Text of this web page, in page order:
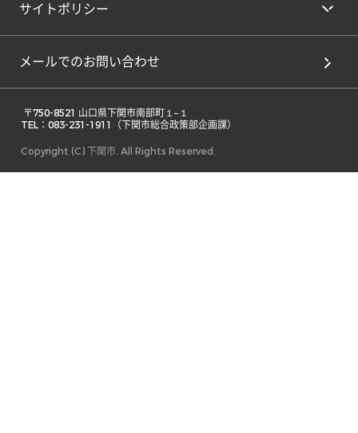
サイトポリシー
メールでのお問い合わせ
TEL：083-231-1911（下関市総合政策部企画課）
Copyright (C) 下関市. All Rights Reserved.